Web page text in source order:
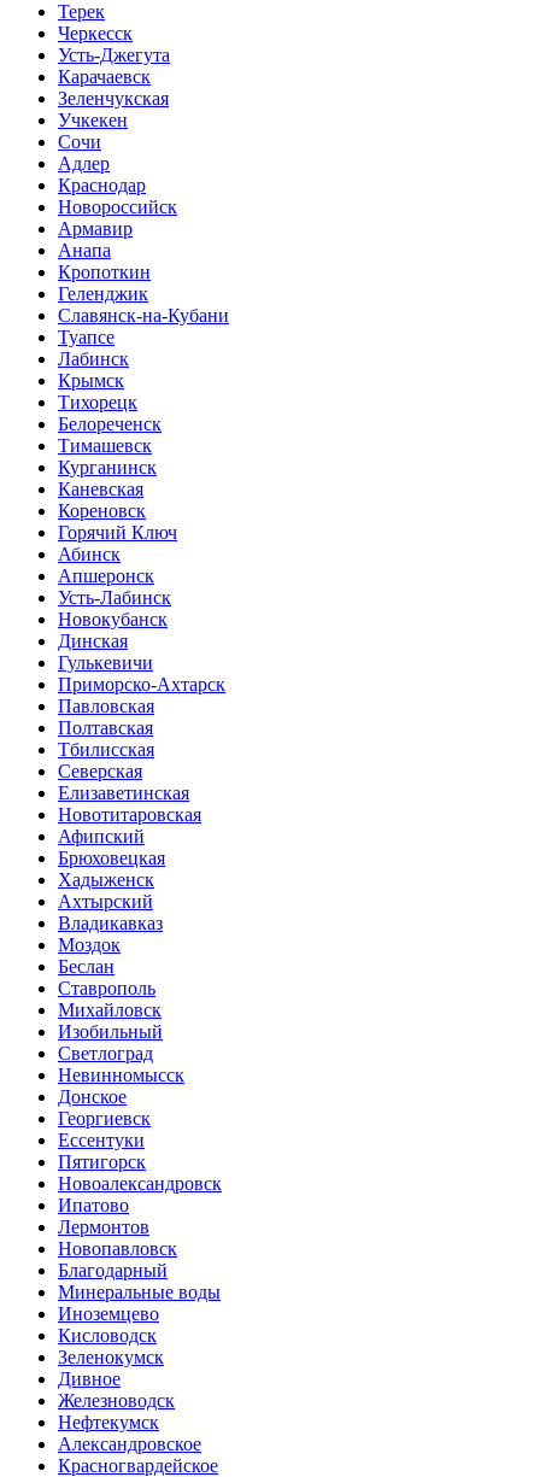
Терек
Черкесск
Усть-Джегута
Карачаевск
Зеленчукская
Учкекен
Сочи
Адлер
Краснодар
Новороссийск
Армавир
Анапа
Кропоткин
Геленджик
Славянск-на-Кубани
Туапсе
Лабинск
Крымск
Тихорецк
Белореченск
Тимашевск
Курганинск
Каневская
Кореновск
Горячий Ключ
Абинск
Апшеронск
Усть-Лабинск
Новокубанск
Динская
Гулькевичи
Приморско-Ахтарск
Павловская
Полтавская
Тбилисская
Северская
Елизаветинская
Новотитаровская
Афипский
Брюховецкая
Хадыженск
Ахтырский
Владикавказ
Моздок
Беслан
Ставрополь
Михайловск
Изобильный
Светлоград
Невинномысск
Донское
Георгиевск
Ессентуки
Пятигорск
Новоалександровск
Ипатово
Лермонтов
Новопавловск
Благодарный
Минеральные воды
Иноземцево
Кисловодск
Зеленокумск
Дивное
Железноводск
Нефтекумск
Александровское
Красногвардейское